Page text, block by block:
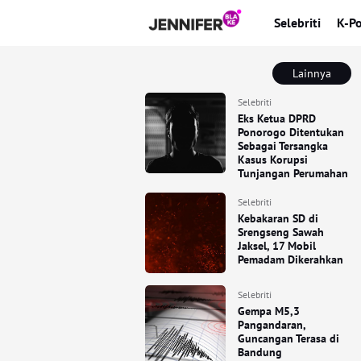
Selebriti K-
Lainnya
Selebriti
Eks Ketua DPRD
Ponorogo Ditentukan
Sebagai Tersangka
Kasus Korupsi
Tunjangan Perumahan
Selebriti
Kebakaran SD di
Srengseng Sawah
Jaksel, 17 Mobil
Pemadam Dikerahkan
Selebriti
Gempa M5,3
Pangandaran,
Guncangan Terasa di
Bandung